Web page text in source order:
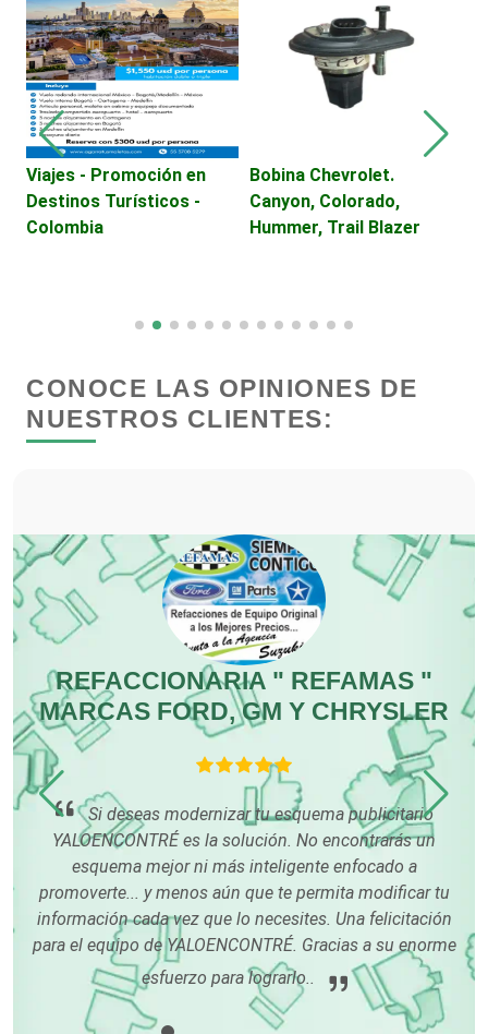
Cerrajerías
Cibercafés
Clínicas de Belleza
Clubes Deportivos
Combustibles y Lubricantes
Compresores de aire
Computadoras
Conferencias Empresariales
Construcciones en General
Contadores
Control de Plagas
Viajes - Promoción en
Destinos Turísticos -
Colombia
Bobina Chevrolet.
Canyon, Colorado,
Hummer, Trail Blazer
CONOCE LAS OPINIONES DE
NUESTROS CLIENTES:
REFACCIONARIA " REFAMAS "
MARCAS FORD, GM Y CHRYSLER
Si deseas modernizar tu esquema publicitario
YALOENCONTRÉ es la solución. No encontrarás un
esquema mejor ni más inteligente enfocado a
promoverte... y menos aún que te permita modificar tu
información cada vez que lo necesites. Una felicitación
para el equipo de YALOENCONTRÉ. Gracias a su enorme
esfuerzo para lograrlo..